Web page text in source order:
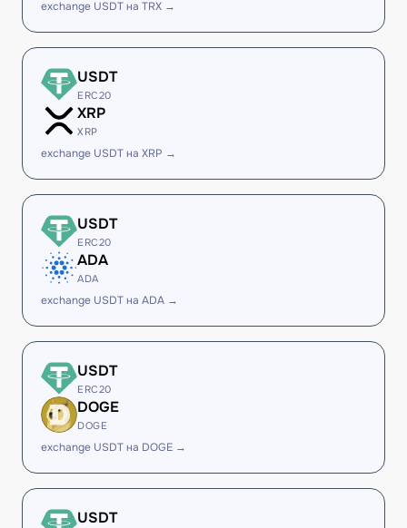
exchange USDT на TRX →
USDT
ERC20
XRP
XRP
exchange USDT на XRP →
USDT
ERC20
ADA
ADA
exchange USDT на ADA →
USDT
ERC20
DOGE
DOGE
exchange USDT на DOGE →
USDT